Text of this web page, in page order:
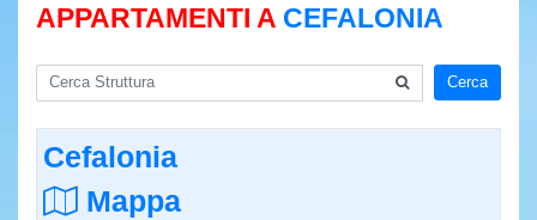
APPARTAMENTI A CEFALONIA
Cerca
Cefalonia
Mappa